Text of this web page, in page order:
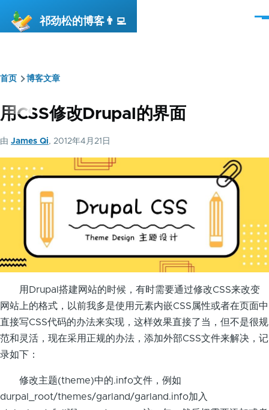
祁劲松的博客👨‍💻
菜
面
包
屑
首页 博客文章
用CSS修改Drupal的界面
由 James Qi, 2012年4月21日
用Drupal搭建网站的时候，有时需要通过修改CSS来改变
网站上的格式，以前我多是使用元素内嵌CSS属性或者在页面中
直接写CSS代码的办法来实现，这样效果直接了当，但不是很规
范和灵活，现在采用正规的办法，添加外部CSS文件来解决，记
录如下：
修改主题(theme)中的.info文件，例如
durpal_root/themes/garland/garland.info加入